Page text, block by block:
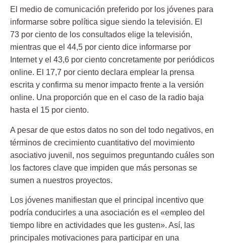
El medio de comunicación preferido por los jóvenes para
informarse sobre política sigue siendo la televisión. El
73 por ciento de los consultados elige la televisión,
mientras que el 44,5 por ciento dice informarse por
Internet y el 43,6 por ciento concretamente por periódicos
online. El 17,7 por ciento declara emplear la prensa
escrita y confirma su menor impacto frente a la versión
online. Una proporción que en el caso de la radio baja
hasta el 15 por ciento.
A pesar de que estos datos no son del todo negativos, en
términos de crecimiento cuantitativo del movimiento
asociativo juvenil, nos seguimos preguntando cuáles son
los factores clave que impiden que más personas se
sumen a nuestros proyectos.
Los jóvenes manifiestan que el principal incentivo que
podría conducirles a una asociación es el «empleo del
tiempo libre en actividades que les gusten». Así, las
principales motivaciones para participar en una